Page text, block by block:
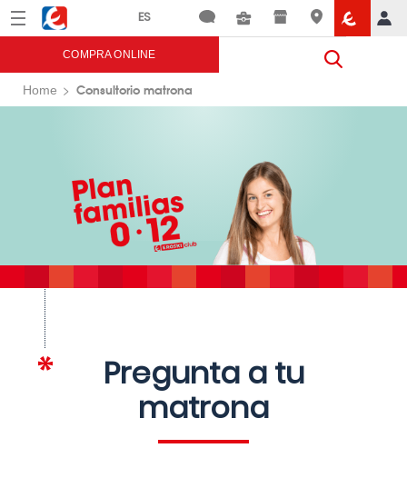
Menú Eroski
COMPRA ONLINE
Home Consultorio matrona
Pregunta a tu
matrona